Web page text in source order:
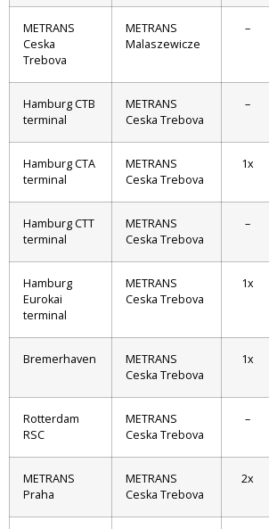
METRANS
Ceska
Trebova
METRANS
Malaszewicze
–
Hamburg CTB
terminal
METRANS
Ceska Trebova
–
Hamburg CTA
terminal
METRANS
Ceska Trebova
1x
Hamburg CTT
terminal
METRANS
Ceska Trebova
–
Hamburg
Eurokai
terminal
METRANS
Ceska Trebova
1x
Bremerhaven
METRANS
Ceska Trebova
1x
Rotterdam
RSC
METRANS
Ceska Trebova
–
METRANS
Praha
METRANS
Ceska Trebova
2x